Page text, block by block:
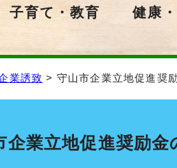
子育て・教育 健康
業誘致 > 守山市企業立地促進奨
企業立地促進奨励